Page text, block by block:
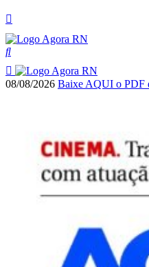
08/08/2026 Baixe AQUI o PDF